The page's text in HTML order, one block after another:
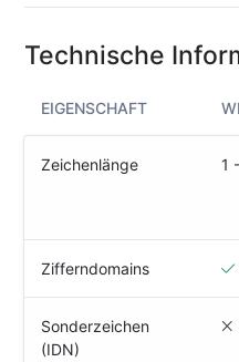
Domain
SECURITY
WEITERE
creoline.com
Kundencenter
Technische
EIGENSCHAFT
Zeichenlänge 1
Zifferndomains
Sonderzeichen
(IDN)